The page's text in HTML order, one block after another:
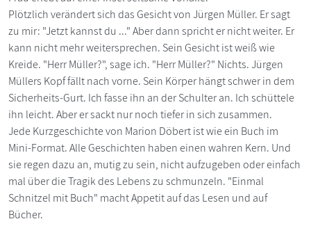
Plötzlich verändert sich das Gesicht von Jürgen Müller. Er sagt
zu mir: "Jetzt kannst du ..." Aber dann spricht er nicht weiter. Er
kann nicht mehr weitersprechen. Sein Gesicht ist weiß wie
Kreide. "Herr Müller?", sage ich. "Herr Müller?" Nichts. Jürgen
Müllers Kopf fällt nach vorne. Sein Körper hängt schwer in dem
Sicherheits-Gurt. Ich fasse ihn an der Schulter an. Ich schüttele
ihn leicht. Aber er sackt nur noch tiefer in sich zusammen.
Jede Kurzgeschichte von Marion Döbert ist wie ein Buch im
Mini-Format. Alle Geschichten haben einen wahren Kern. Und
sie regen dazu an, mutig zu sein, nicht aufzugeben oder einfach
mal über die Tragik des Lebens zu schmunzeln. "Einmal
Schnitzel mit Buch" macht Appetit auf das Lesen und auf
Bücher.